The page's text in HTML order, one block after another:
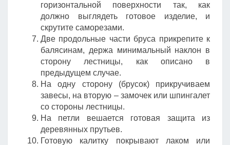
горизонтальной поверхности так, как
должно выглядеть готовое изделие, и
скрутите саморезами.
Две продольные части бруса прикрепите к
балясинам, держа минимальный наклон в
сторону лестницы, как описано в
предыдущем случае.
На одну сторону (брусок) прикручиваем
завесы, на вторую – замочек или шпингалет
со стороны лестницы.
На петли вешается готовая защита из
деревянных прутьев.
Готовую калитку покрывают лаком или